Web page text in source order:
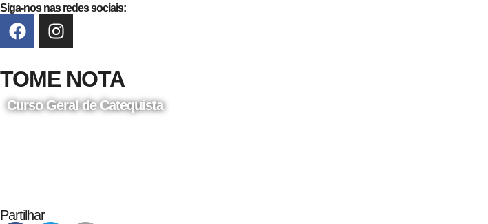
Siga-nos nas redes sociais:
TOME NOTA
Curso Geral de Catequista
Partilhar